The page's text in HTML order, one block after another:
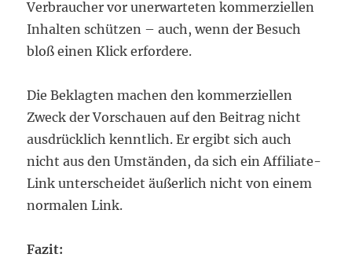
Verbraucher vor unerwarteten kommerziellen
Inhalten schützen – auch, wenn der Besuch
bloß einen Klick erfordere.
Die Beklagten machen den kommerziellen
Zweck der Vorschauen auf den Beitrag nicht
ausdrücklich kenntlich. Er ergibt sich auch
nicht aus den Umständen, da sich ein Affiliate-
Link unterscheidet äußerlich nicht von einem
normalen Link.
Fazit: